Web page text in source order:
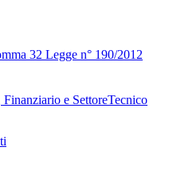
32 Legge n° 190/2012
e SettoreTecnico